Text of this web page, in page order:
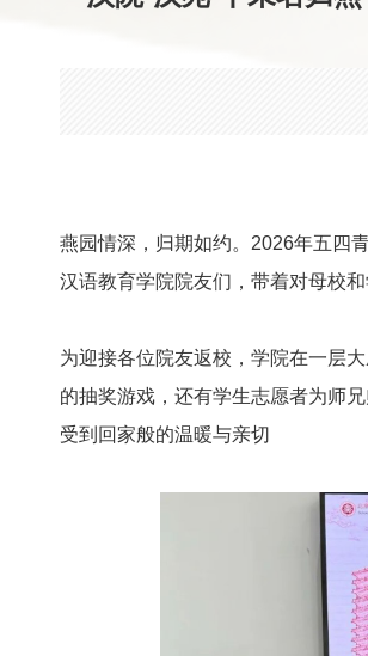
燕园情深，归期如约。 2026年五四
汉语教育学院院友们，带着对母校
为迎接各位院友返校，学院在一层
的抽奖游戏，还有学生志愿者为师
受到回家般的温暖与亲切